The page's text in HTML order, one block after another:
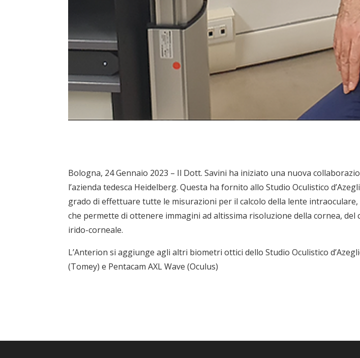
Bologna, 24 Gennaio 2023 – Il Dott. Savini ha iniziato una nuova
l’azienda tedesca Heidelberg. Questa ha fornito allo Studio Oculistico
grado di effettuare tutte le misurazioni per il calcolo della lente
che permette di ottenere immagini ad altissima risoluzione della cornea,
irido-corneale.
L’Anterion si aggiunge agli altri biometri ottici dello Studio Oculistico
(Tomey) e Pentacam AXL Wave (Oculus)